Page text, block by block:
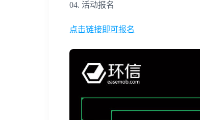
04. 活动报名
点击链接即可报名